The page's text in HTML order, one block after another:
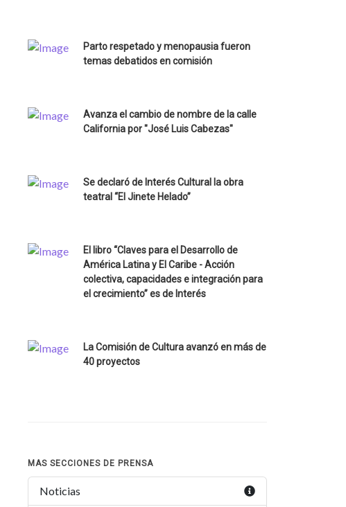
Parto respetado y menopausia fueron
temas debatidos en comisión
Avanza el cambio de nombre de la calle
California por "José Luis Cabezas"
Se declaró de Interés Cultural la obra
teatral “El Jinete Helado”
El libro “Claves para el Desarrollo de
América Latina y El Caribe - Acción
colectiva, capacidades e integración para
el crecimiento” es de Interés
La Comisión de Cultura avanzó en más de
40 proyectos
MAS SECCIONES DE PRENSA
Noticias